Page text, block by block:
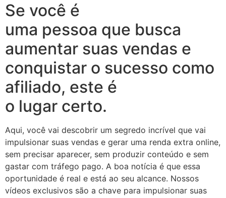
Se você é
uma pessoa que busca
aumentar suas vendas e
conquistar o sucesso como
afiliado, este é
o lugar certo.
Aqui, você vai descobrir um segredo incrível que vai
impulsionar suas vendas e gerar uma renda extra online,
sem precisar aparecer, sem produzir conteúdo e sem
gastar com tráfego pago. A boa notícia é que essa
oportunidade é real e está ao seu alcance. Nossos
vídeos exclusivos são a chave para impulsionar suas